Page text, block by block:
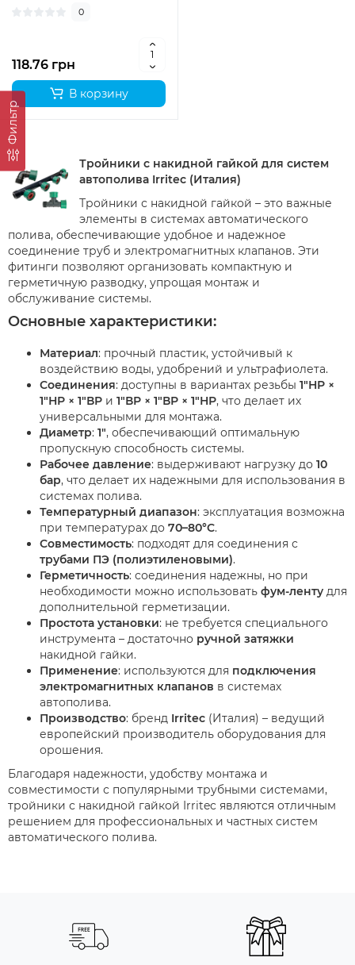
Фильтр
0
118.76 грн
В корзину
Тройники с накидной гайкой для систем
автополива Irritec (Италия)
Тройники с накидной гайкой – это важные
элементы в системах автоматического
полива, обеспечивающие удобное и надежное
соединение труб и электромагнитных клапанов. Эти
фитинги позволяют организовать компактную и
герметичную разводку, упрощая монтаж и
обслуживание системы.
Основные характеристики:
Материал: прочный пластик, устойчивый к
воздействию воды, удобрений и ультрафиолета.
Соединения: доступны в вариантах резьбы 1"НР ×
1"НР × 1"ВР и 1"ВР × 1"ВР × 1"НР, что делает их
универсальными для монтажа.
Диаметр: 1", обеспечивающий оптимальную
пропускную способность системы.
Рабочее давление: выдерживают нагрузку до 10
бар, что делает их надежными для использования в
системах полива.
Температурный диапазон: эксплуатация возможна
при температурах до 70–80°C.
Совместимость: подходят для соединения с
трубами ПЭ (полиэтиленовыми).
Герметичность: соединения надежны, но при
необходимости можно использовать фум-ленту для
дополнительной герметизации.
Простота установки: не требуется специального
инструмента – достаточно ручной затяжки
накидной гайки.
Применение: используются для подключения
электромагнитных клапанов в системах
автополива.
Производство: бренд Irritec (Италия) – ведущий
европейский производитель оборудования для
орошения.
Благодаря надежности, удобству монтажа и
совместимости с популярными трубными системами,
тройники с накидной гайкой Irritec являются отличным
решением для профессиональных и частных систем
автоматического полива.